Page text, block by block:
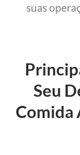
suas
Seu
Comida